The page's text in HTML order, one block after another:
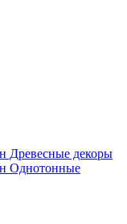
декоры
Однотонные